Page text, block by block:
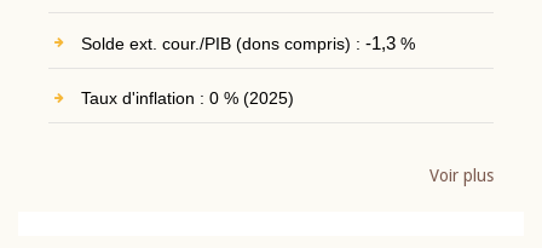
Solde ext. cour./PIB (dons compris) : -1,3%
Taux d'inflation : 0 % (2025)
Voir plus